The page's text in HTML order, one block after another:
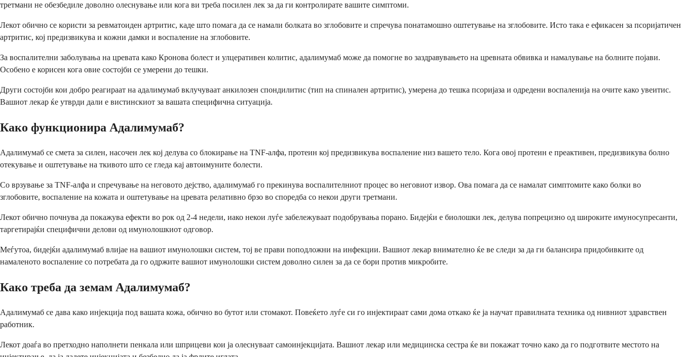
третмани не обезбедиле доволно олеснување или кога ви треба посилен лек за да ги контролирате вашите симптоми.
Лекот обично се користи за ревматоиден артритис, каде што помага да се намали болката во зглобовите и спречува понатамошно оштетување на зглобовите. Исто така е ефикасен за псоријатичен
артритис, кој предизвикува и кожни дамки и воспаление на зглобовите.
За воспалителни заболувања на цревата како Кронова болест и улцеративен колитис, адалимумаб може да помогне во заздравувањето на цревната обвивка и намалување на болните појави.
Особено е корисен кога овие состојби се умерени до тешки.
Други состојби кои добро реагираат на адалимумаб вклучуваат анкилозен спондилитис (тип на спинален артритис), умерена до тешка псоријаза и одредени воспаленија на очите како увеитис.
Вашиот лекар ќе утврди дали е вистинскиот за вашата специфична ситуација.
Како функционира Адалимумаб?
Адалимумаб се смета за силен, насочен лек кој делува со блокирање на TNF-алфа, протеин кој предизвикува воспаление низ вашето тело. Кога овој протеин е преактивен, предизвикува болно
отекување и оштетување на ткивото што се гледа кај автоимуните болести.
Со врзување за TNF-алфа и спречување на неговото дејство, адалимумаб го прекинува воспалителниот процес во неговиот извор. Ова помага да се намалат симптомите како болки во
зглобовите, воспаление на кожата и оштетување на цревата релативно брзо во споредба со некои други третмани.
Лекот обично почнува да покажува ефекти во рок од 2-4 недели, иако некои луѓе забележуваат подобрувања порано. Бидејќи е биолошки лек, делува попрецизно од широките имуносупресанти,
таргетирајќи специфични делови од имунолошкиот одговор.
Меѓутоа, бидејќи адалимумаб влијае на вашиот имунолошки систем, тој ве прави поподложни на инфекции. Вашиот лекар внимателно ќе ве следи за да ги балансира придобивките од
намаленото воспаление со потребата да го одржите вашиот имунолошки систем доволно силен за да се бори против микробите.
Како треба да земам Адалимумаб?
Адалимумаб се дава како инјекција под вашата кожа, обично во бутот или стомакот. Повеќето луѓе си го инјектираат сами дома откако ќе ја научат правилната техника од нивниот здравствен
работник.
Лекот доаѓа во претходно наполнети пенкала или шприцеви кои ја олеснуваат самоинјекцијата. Вашиот лекар или медицинска сестра ќе ви покажат точно како да го подготвите местото на